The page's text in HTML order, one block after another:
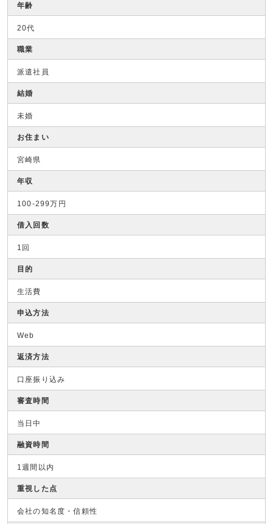
年齢
20代
職業
派遣社員
結婚
未婚
お住まい
宮崎県
年収
100-299万円
借入回数
1回
目的
生活費
申込方法
Web
返済方法
口座振り込み
審査時間
当日中
融資時間
1週間以内
重視した点
会社の知名度・信頼性